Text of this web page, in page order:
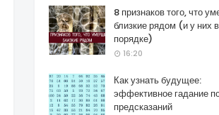
8 признаков того, что
близкие рядом (и у них
порядке)
16:20
Как узнать будущее:
эффективное гадание
предсказаний